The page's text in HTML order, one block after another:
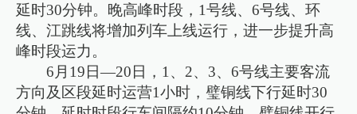
延时30分钟。晚高峰时段，1号线、6号线、环
线、江跳线将增加列车上线运行，进一步提升高
峰时段运力。
6月19日—20日，1、2、3、6号线主要客流
方向及区段延时运营1小时，璧铜线下行延时30